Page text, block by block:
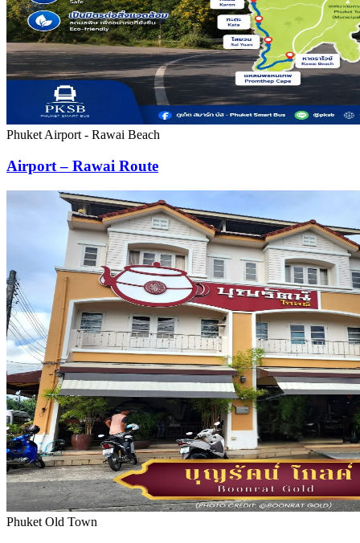
Phuket Airport - Rawai Beach
Airport – Rawai Route
Phuket Old Town